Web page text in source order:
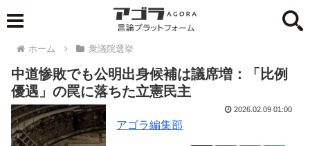
ホーム 衆議院選挙
中道惨敗でも公明出身候補は議席増：「比例
優遇」の罠に落ちた立憲民主
アゴラ編集部
2026.02.09 01:00